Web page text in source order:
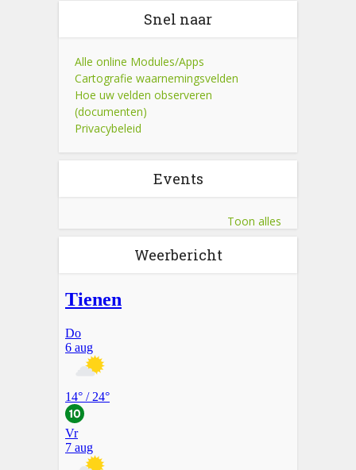
Snel naar
Alle online Modules/Apps
Cartografie waarnemingsvelden
Hoe uw velden observeren
(documenten)
Privacybeleid
Events
Toon alles
Weerbericht